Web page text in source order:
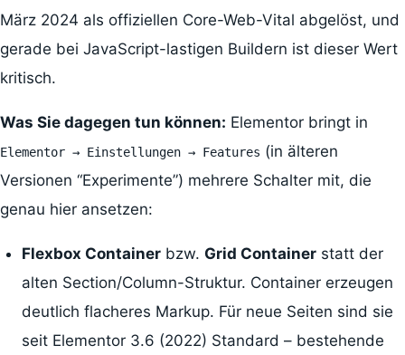
März 2024 als offiziellen Core-Web-Vital abgelöst, und
gerade bei JavaScript-lastigen Buildern ist dieser Wert
kritisch.
Was Sie dagegen tun können: Elementor bringt in
Elementor → Einstellungen → Features (in älteren
Versionen “Experimente”) mehrere Schalter mit, die
genau hier ansetzen:
Flexbox Containerbzw. Grid Containerstatt der
alten Section/Column-Struktur. Container erzeugen
deutlich flacheres Markup. Für neue Seiten sind sie
seit Elementor 3.6 (2022) Standard – bestehende